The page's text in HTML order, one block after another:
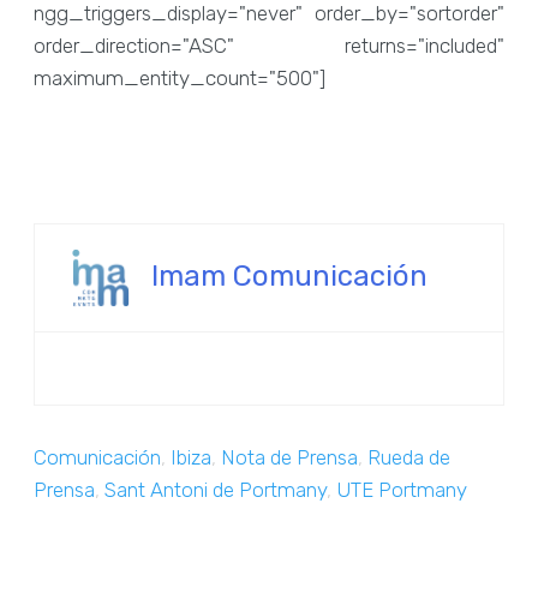
ngg_triggers_display="never" order_by="sortorder"
order_direction="ASC" returns="included"
maximum_entity_count="500"]
Imam Comunicación
Comunicación, Ibiza, Nota de Prensa, Rueda de
Prensa,Sant Antoni de Portmany, UTE Portmany